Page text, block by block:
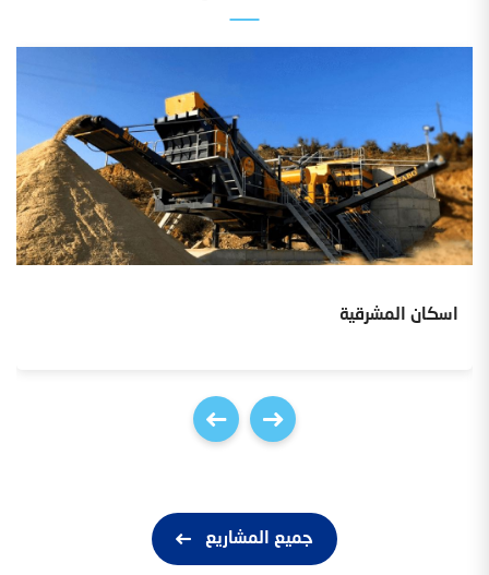
اسكان المشرقية
جميع المشاريع